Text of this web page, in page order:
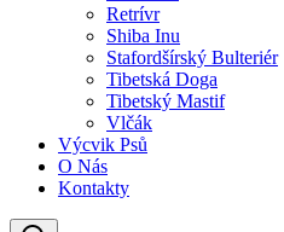
Retrívr
Shiba Inu
Stafordšírský Bulteriér
Tibetská Doga
Tibetský Mastif
Vlčák
Výcvik Psů
O Nás
Kontakty